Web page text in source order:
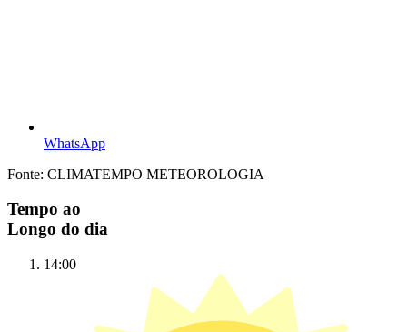
WhatsApp
Fonte: CLIMATEMPO METEOROLOGIA
Tempo ao
Longo do dia
14:00